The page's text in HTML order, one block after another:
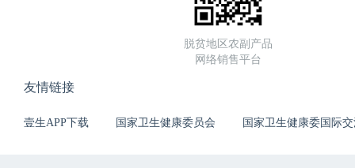
脱贫地区农副产品
网络销售平台
友情链接
壹生APP下载 国家卫生健康委员会 国家卫生健康委国际